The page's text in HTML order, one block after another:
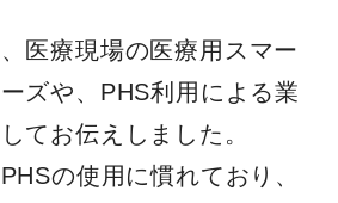
医療現場の医療用スマー
ズや、PHS利用による業
てお伝えしました。
の使用に慣れており、